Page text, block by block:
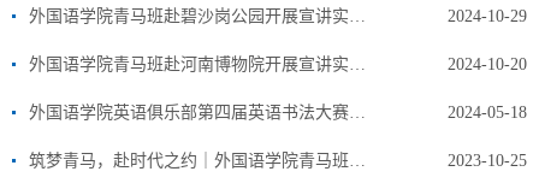
外国语学院青马班赴碧沙岗公园开展宣讲实践活动 2024-10-29
外国语学院青马班赴河南博物院开展宣讲实践活动 2024-10-20
外国语学院英语俱乐部第四届英语书法大赛决赛圆满结束 2024-05-18
筑梦青马，赴时代之约｜外国语学院青马班理论培训顺利展开 2023-10-25